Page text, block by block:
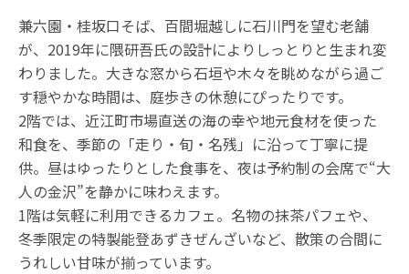
兼六園・桂坂口そば、百間堀越しに石川門を望む老舗
が、2019年に隈研吾氏の設計によりしっとりと生まれ変
わりました。大きな窓から石垣や木々を眺めながら過ご
す穏やかな時間は、庭歩きの休憩にぴったりです。
2階では、近江町市場直送の海の幸や地元食材を使った
和食を、季節の「走り・旬・名残」に沿って丁寧に提
供。昼はゆったりとした食事を、夜は予約制の会席で“大
人の金沢”を静かに味わえます。
1階は気軽に利用できるカフェ。名物の抹茶パフェや、
冬季限定の特製能登あずきぜんざいなど、散策の合間に
うれしい甘味が揃っています。